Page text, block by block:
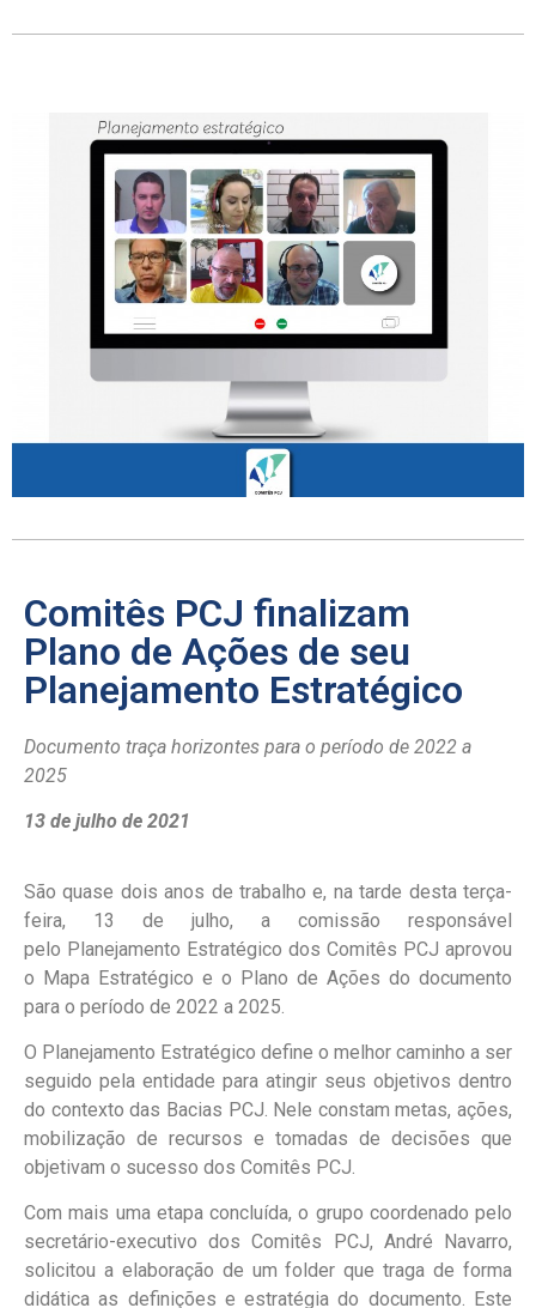
Comitês PCJ finalizam
Plano de Ações de seu
Planejamento Estratégico
Documento traça horizontes para o período de 2022 a
2025
13 de julho de 2021
São quase dois anos de trabalho e, na tarde desta terça-
feira, 13 de julho, a comissão responsável
pelo Planejamento Estratégico dos Comitês PCJ aprovou
o Mapa Estratégico e o Plano de Ações do documento
para o período de 2022 a 2025.
O Planejamento Estratégico define o melhor caminho a ser
seguido pela entidade para atingir seus objetivos dentro
do contexto das Bacias PCJ. Nele constam metas, ações,
mobilização de recursos e tomadas de decisões que
objetivam o sucesso dos Comitês PCJ.
Com mais uma etapa concluída, o grupo coordenado pelo
secretário-executivo dos Comitês PCJ, André Navarro,
solicitou a elaboração de um folder que traga de forma
didática as definições e estratégia do documento. Este